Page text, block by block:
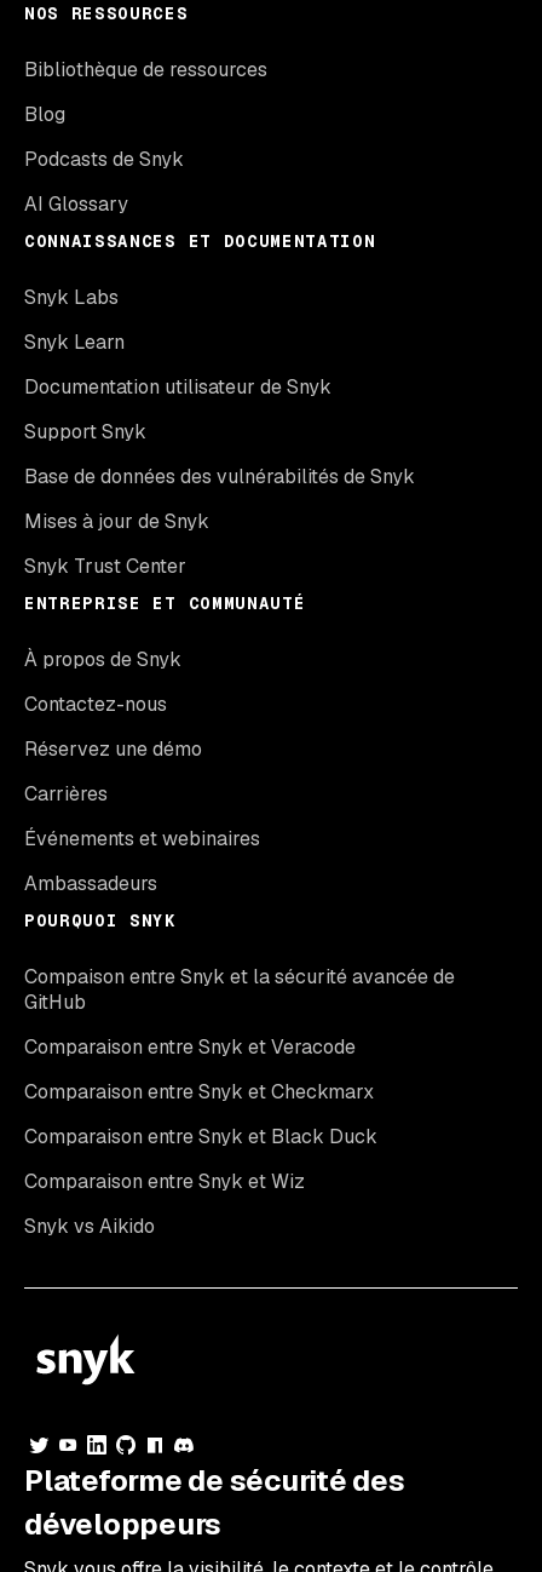
NOS RESSOURCES
Bibliothèque de ressources
Blog
Podcasts de Snyk
AI Glossary
CONNAISSANCES ET DOCUMENTATION
Snyk Labs
Snyk Learn
Documentation utilisateur de Snyk
Support Snyk
Base de données des vulnérabilités de Snyk
Mises à jour de Snyk
Snyk Trust Center
ENTREPRISE ET COMMUNAUTÉ
À propos de Snyk
Contactez-nous
Réservez une démo
Carrières
Événements et webinaires
Ambassadeurs
POURQUOI SNYK
Compaison entre Snyk et la sécurité avancée de
GitHub
Comparaison entre Snyk et Veracode
Comparaison entre Snyk et Checkmarx
Comparaison entre Snyk et Black Duck
Comparaison entre Snyk et Wiz
Snyk vs Aikido
Plateforme de sécurité des
développeurs